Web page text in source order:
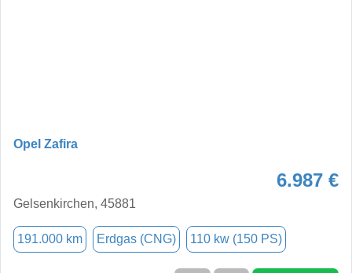
Opel Zafira
6.987 €
Gelsenkirchen, 45881
191.000 km Erdgas (CNG) 110 kw (150 PS)